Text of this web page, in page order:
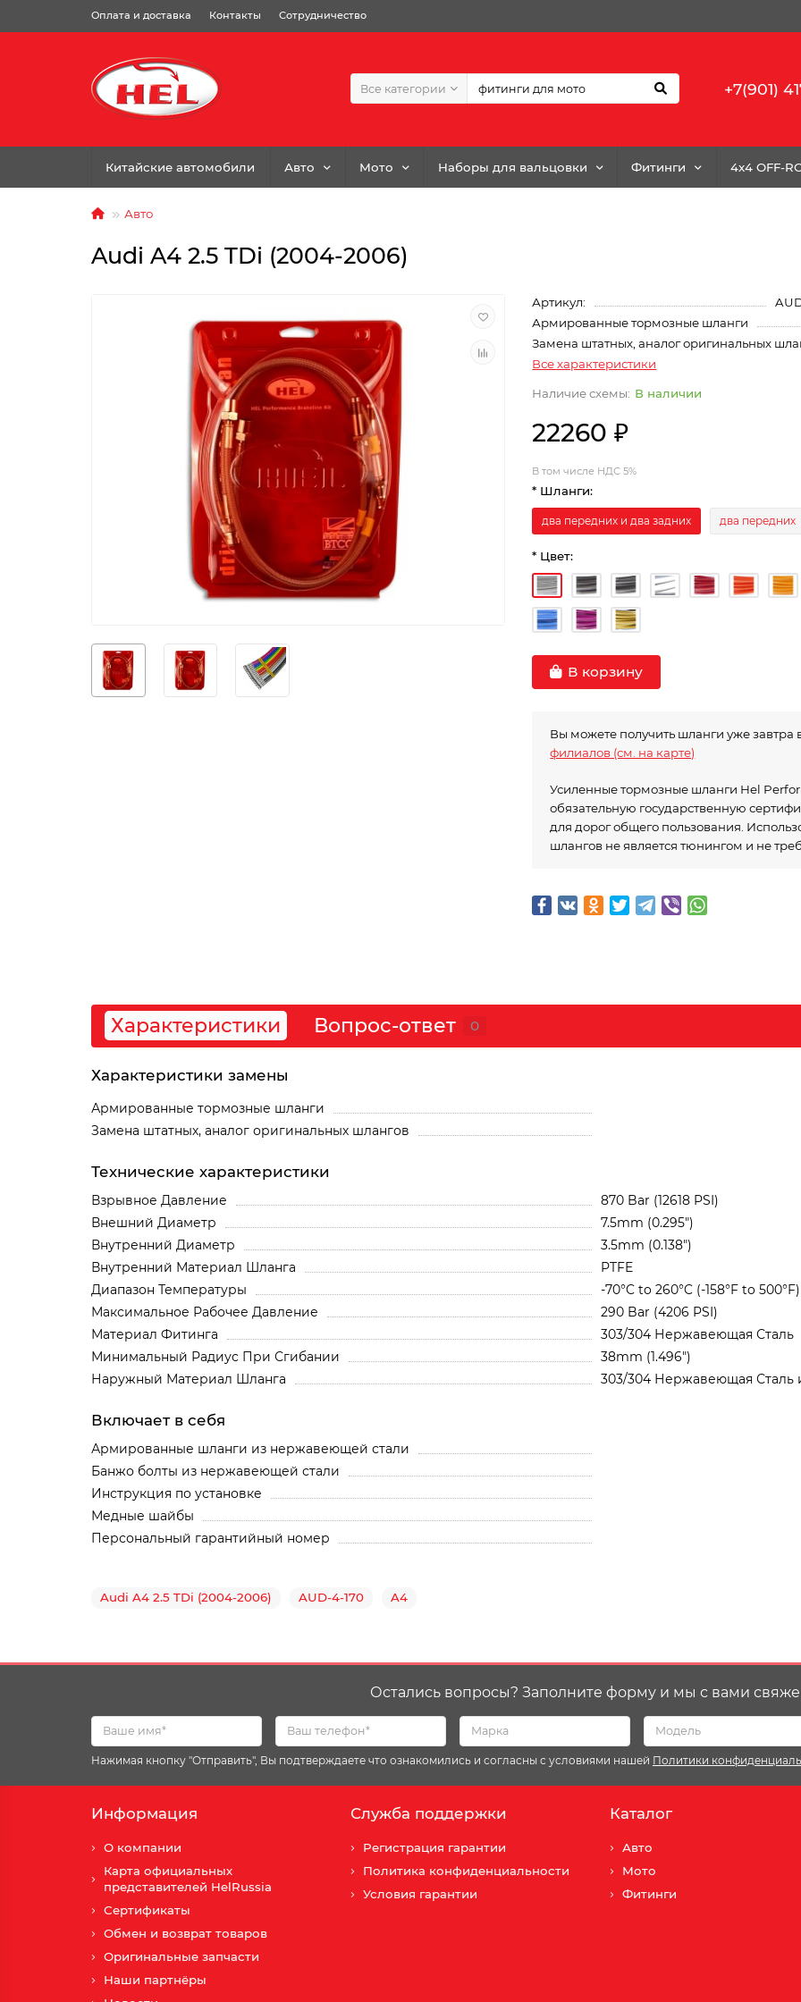
Оплата и доставка Контакты Сотрудничество
Все категории +7(901)
Китайские автомобили Авто Мото Наборы для вальцовки Фитинги 4x4 OFF-
Авто
Audi A4 2.5 TDi (2004-2006)
Артикул:
Армированные тормозные шланги
Замена штатных, аналог оригинальных
Все характеристики
В наличии
22260 ₽
В том числе НДС 5%
* Шланги:
два передних и два задних два передних
* Цвет:
В корзину
Вы можете получить шланги уже
филиалов (см. на карте)
Усиленные тормозные шланги Hel
обязательную государственную
для дорог общего пользования.
шлангов не является тюнингом и не
Характеристики Вопрос-ответ 0
Характеристики замены
Армированные тормозные шланги
Замена штатных, аналог оригинальных шлангов
Технические характеристики
Взрывное Давление
870 Bar (12618 PSI)
Внешний Диаметр
7.5mm (0.295")
Внутренний Диаметр
3.5mm (0.138")
Внутренний Материал Шланга
PTFE
Диапазон Температуры
-70°C to 260°C (-158°F to 500°F)
Максимальное Рабочее Давление
290 Bar (4206 PSI)
Материал Фитинга
303/304 Нержавеющая Сталь
Минимальный Радиус При Сгибании
38mm (1.496")
Наружный Материал Шланга
303/304 Нержавеющая Сталь
Включает в себя
Армированные шланги из нержавеющей стали
Банжо болты из нержавеющей стали
Инструкция по установке
Медные шайбы
Персональный гарантийный номер
Audi A4 2.5 TDi (2004-2006) AUD-4-170 A4
Остались вопросы? Заполните форму и мы с вами
Нажимая кнопку "Отправить", Вы подтверждаете что ознакомились и согласны с условиями нашей Политики
Информация
О компании
Карта официальных
представителей HelRussia
Сертификаты
Обмен и возврат товаров
Оригинальные запчасти
Наши партнёры
Служба поддержки
Регистрация гарантии
Политика конфиденциальности
Условия гарантии
Каталог
Авто
Мото
Фитинги